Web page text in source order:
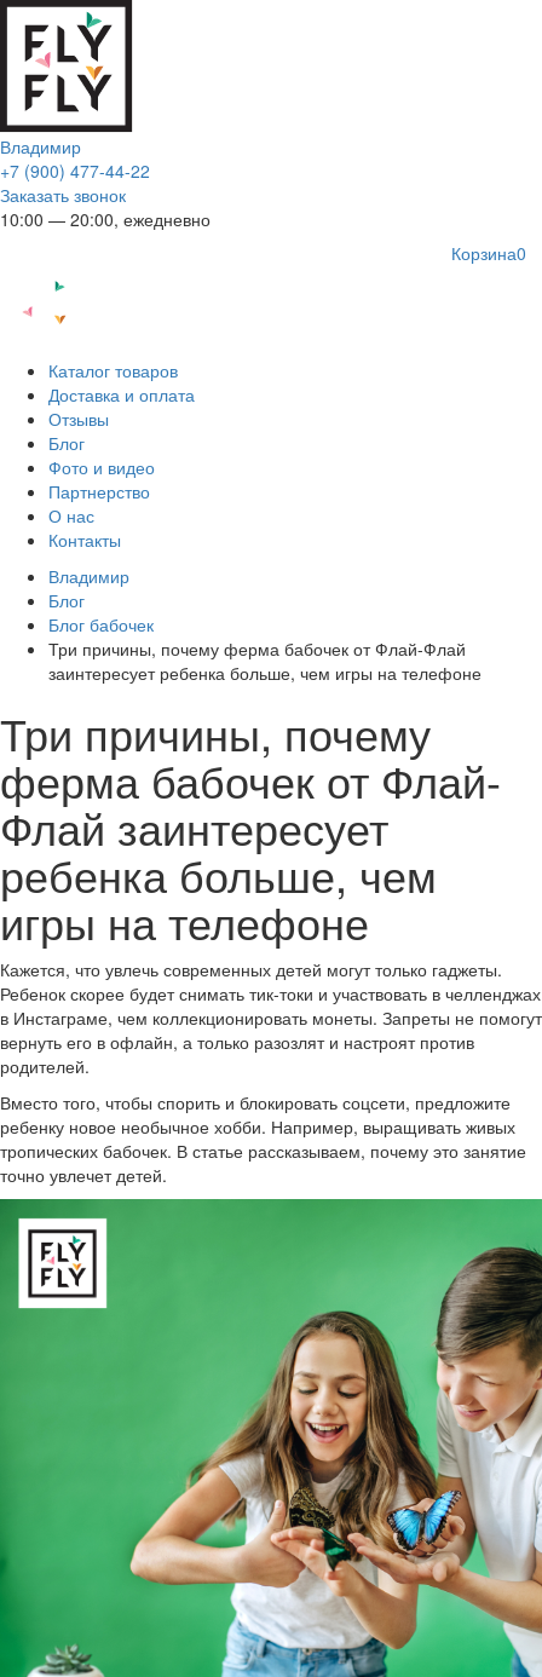
Владимир
+7 (900) 477-44-22
Заказать звонок
10:00 — 20:00, ежедневно
Корзина0
Каталог товаров
Доставка и оплата
Отзывы
Блог
Фото и видео
Партнерство
О нас
Контакты
Владимир
Блог
Блог бабочек
Три причины, почему ферма бабочек от Флай-Флай
заинтересует ребенка больше, чем игры на телефоне
Три причины, почему
ферма бабочек от Флай-
Флай заинтересует
ребенка больше, чем
игры на телефоне
Кажется, что увлечь современных детей могут только гаджеты.
Ребенок скорее будет снимать тик-токи и участвовать в челленджах
в Инстаграме, чем коллекционировать монеты. Запреты не помогут
вернуть его в офлайн, а только разозлят и настроят против
родителей.
Вместо того, чтобы спорить и блокировать соцсети, предложите
ребенку новое необычное хобби. Например, выращивать живых
тропических бабочек. В статье рассказываем, почему это занятие
точно увлечет детей.